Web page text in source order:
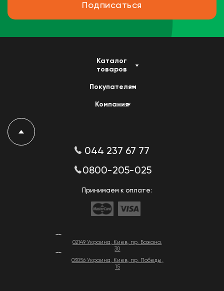
Подписаться
02149 Украина, Киев, пр. Бажана,
30
03056 Украина, Киев, пр. Победы,
15
Каталог
товаров
Покупателям
Компания
044 237 67 77
0800-205-025
Принимаем к оплате: